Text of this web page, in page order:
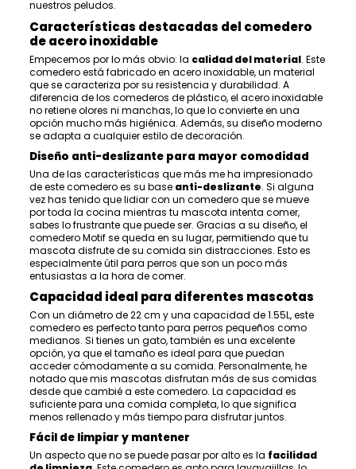
nuestros peludos.
Características destacadas del comedero
de acero inoxidable
Empecemos por lo más obvio: la calidad del material. Este
comedero está fabricado en acero inoxidable, un material
que se caracteriza por su resistencia y durabilidad. A
diferencia de los comederos de plástico, el acero inoxidable
no retiene olores ni manchas, lo que lo convierte en una
opción mucho más higiénica. Además, su diseño moderno
se adapta a cualquier estilo de decoración.
Diseño anti-deslizante para mayor comodidad
Una de las características que más me ha impresionado
de este comedero es su base anti-deslizante. Si alguna
vez has tenido que lidiar con un comedero que se mueve
por toda la cocina mientras tu mascota intenta comer,
sabes lo frustrante que puede ser. Gracias a su diseño, el
comedero Motif se queda en su lugar, permitiendo que tu
mascota disfrute de su comida sin distracciones. Esto es
especialmente útil para perros que son un poco más
entusiastas a la hora de comer.
Capacidad ideal para diferentes mascotas
Con un diámetro de 22 cm y una capacidad de 1.55L, este
comedero es perfecto tanto para perros pequeños como
medianos. Si tienes un gato, también es una excelente
opción, ya que el tamaño es ideal para que puedan
acceder cómodamente a su comida. Personalmente, he
notado que mis mascotas disfrutan más de sus comidas
desde que cambié a este comedero. La capacidad es
suficiente para una comida completa, lo que significa
menos rellenado y más tiempo para disfrutar juntos.
Fácil de limpiar y mantener
Un aspecto que no se puede pasar por alto es la facilidad